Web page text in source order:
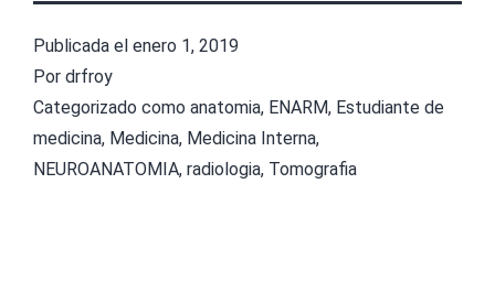
Publicada el enero 1, 2019
Por drfroy
Categorizado como anatomia, ENARM, Estudiante de
medicina, Medicina, Medicina Interna,
NEUROANATOMIA, radiologia, Tomografia